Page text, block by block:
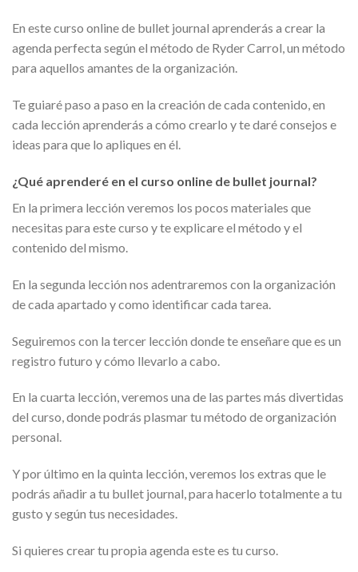
En este curso online de bullet journal aprenderás a crear la
agenda perfecta según el método de Ryder Carrol, un método
para aquellos amantes de la organización.
Te guiaré paso a paso en la creación de cada contenido, en
cada lección aprenderás a cómo crearlo y te daré consejos e
ideas para que lo apliques en él.
¿Qué aprenderé en el curso online de bullet journal?
En la primera lección veremos los pocos materiales que
necesitas para este curso y te explicare el método y el
contenido del mismo.
En la segunda lección nos adentraremos con la organización
de cada apartado y como identificar cada tarea.
Seguiremos con la tercer lección donde te enseñare que es un
registro futuro y cómo llevarlo a cabo.
En la cuarta lección, veremos una de las partes más divertidas
del curso, donde podrás plasmar tu método de organización
personal.
Y por último en la quinta lección, veremos los extras que le
podrás añadir a tu bullet journal, para hacerlo totalmente a tu
gusto y según tus necesidades.
Si quieres crear tu propia agenda este es tu curso.